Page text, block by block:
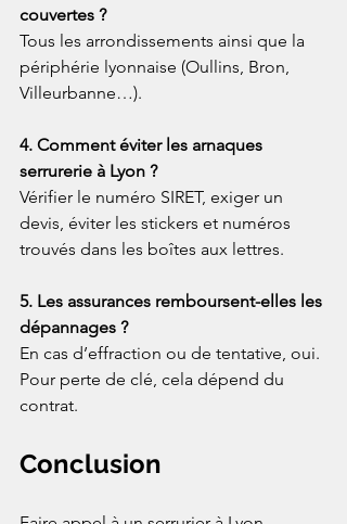
couvertes ?
Tous les arrondissements ainsi que la
périphérie lyonnaise (Oullins, Bron,
Villeurbanne…).
4. Comment éviter les arnaques
serrurerie à Lyon ?
Vérifier le numéro SIRET, exiger un
devis, éviter les stickers et numéros
trouvés dans les boîtes aux lettres.
5. Les assurances remboursent-elles les
dépannages ?
En cas d’effraction ou de tentative, oui.
Pour perte de clé, cela dépend du
contrat.
Conclusion